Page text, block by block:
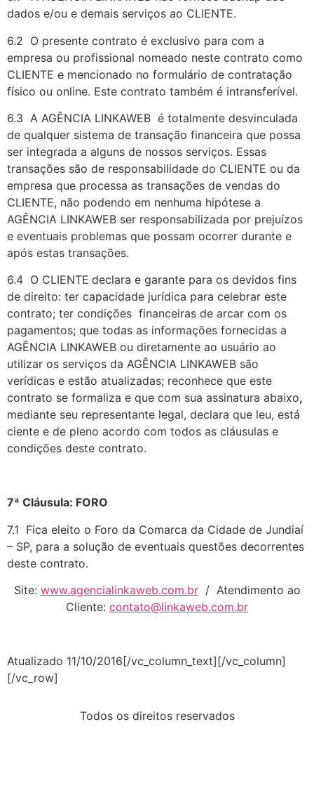
dados e/ou e demais serviços ao CLIENTE.
6.2 O presente contrato é exclusivo para com a
empresa ou profissional nomeado neste contrato como
CLIENTE e mencionado no formulário de contratação
físico ou online. Este contrato também é intransferível.
6.3 A AGÊNCIA LINKAWEB é totalmente desvinculada
de qualquer sistema de transação financeira que possa
ser integrada a alguns de nossos serviços. Essas
transações são de responsabilidade do CLIENTE ou da
empresa que processa as transações de vendas do
CLIENTE, não podendo em nenhuma hipótese a
AGÊNCIA LINKAWEB ser responsabilizada por prejuízos
e eventuais problemas que possam ocorrer durante e
após estas transações.
6.4 O CLIENTE declara e garante para os devidos fins
de direito: ter capacidade jurídica para celebrar este
contrato; ter condições financeiras de arcar com os
pagamentos; que todas as informações fornecidas a
AGÊNCIA LINKAWEB ou diretamente ao usuário ao
utilizar os serviços da AGÊNCIA LINKAWEB são
verídicas e estão atualizadas; reconhece que este
contrato se formaliza e que com sua assinatura abaixo,
mediante seu representante legal, declara que leu, está
ciente e de pleno acordo com todos as cláusulas e
condições deste contrato.
7ª Cláusula: FORO
7.1 Fica eleito o Foro da Comarca da Cidade de Jundiaí
– SP, para a solução de eventuais questões decorrentes
deste contrato.
Site: www.agencialinkaweb.com.br/ Atendimento ao
Cliente: contato@linkaweb.com.br
Atualizado 11/10/2016[/vc_column_text][/vc_column]
[/vc_row]
Todos os direitos reservados